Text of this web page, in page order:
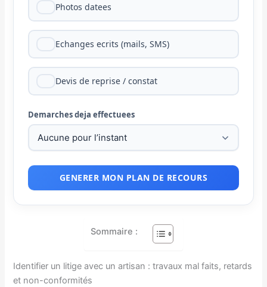
Photos datees
Echanges ecrits (mails, SMS)
Devis de reprise / constat
Demarches deja effectuees
GENERER MON PLAN DE RECOURS
Sommaire :
Identifier un litige avec un artisan : travaux mal faits, retards
et non-conformités